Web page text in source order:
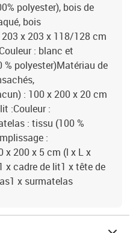
polyester), bois de
bois
x 203 x 118/128 cm
: blanc et
polyester)Matériau de
: 100 x 200 x 20 cm
:Couleur :
: tissu (100 %
:
x 200 x 5 cm (l x L x
x cadre de lit1 x tête de
x surmatelas